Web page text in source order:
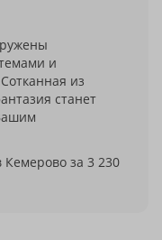
и
из
станет
Кемерово за 3 230